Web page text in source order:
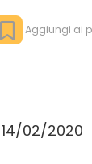
Aggiungi ai
02/2020